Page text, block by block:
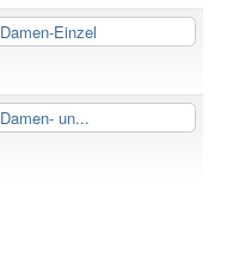
Einzel
un...